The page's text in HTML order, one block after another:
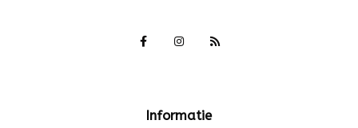
Informatie